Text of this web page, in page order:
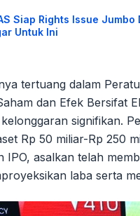
Siap Rights Issue Jumbo
Untuk Ini
tertuang dalam
dan Efek Bersifat
signifikan.
Rp 50 miliar-Rp 250
IPO, asalkan telah
laba serta